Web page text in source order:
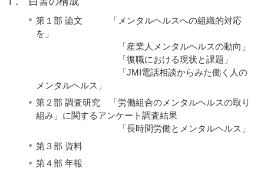
第１部 論文 「メンタルヘルスへの組織的対応
を」
「産業人メンタルヘルスの動向」
「復職における現状と課題」
「JMI電話相談からみた働く人の
メンタルヘルス」
第２部 調査研究 「労働組合のメンタルヘルスの取り
組み」に関するアンケート調査結果
「長時間労働とメンタルヘルス」
第３部 資料
第４部 年報